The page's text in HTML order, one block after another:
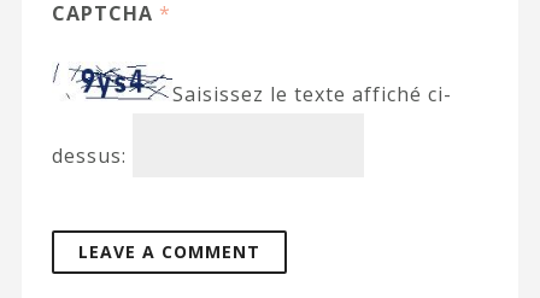
CAPTCHA *
Saisissez le texte affiché ci-
dessus: